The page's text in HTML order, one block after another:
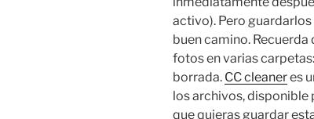
activo). Pero
buen camino.
fotos en varias
borrada. CC cleaneres
los archivos, disponible
que quieras guardar